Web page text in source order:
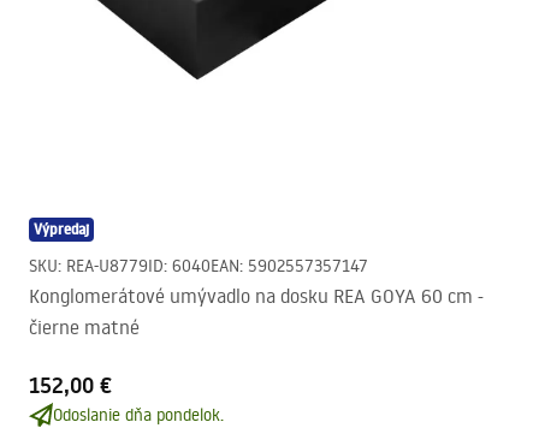
Výpredaj
SKU: REA-U8779ID: 6040EAN: 5902557357147
Konglomerátové umývadlo na dosku REA GOYA 60 cm -
čierne matné
152,00 €
Odoslanie dňa pondelok.